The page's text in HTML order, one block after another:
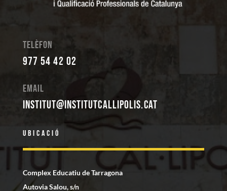
Telèfon
977 54 42 02
Email
institut@institutcallipolis.cat
Ubicació
Complex Educatiu de Tarragona
Autovia Salou, s/n